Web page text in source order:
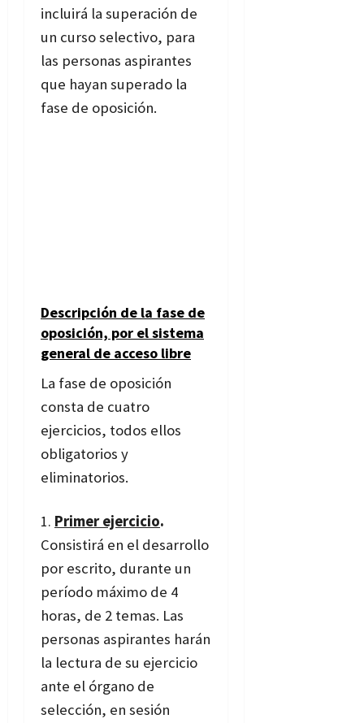
incluirá la superación de
un curso selectivo, para
las personas aspirantes
que hayan superado la
fase de oposición.
Descripción de la fase de
oposición, por el sistema
general de acceso libre
La fase de oposición
consta de cuatro
ejercicios, todos ellos
obligatorios y
eliminatorios.
Primer ejercicio.
Consistirá en el desarrollo
por escrito, durante un
período máximo de 4
horas, de 2 temas. Las
personas aspirantes harán
la lectura de su ejercicio
ante el órgano de
selección, en sesión